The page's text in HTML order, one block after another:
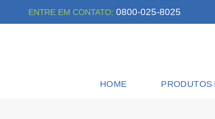
ENTRE EM CONTATO: 0800-025-8025
HOME PRODUTOS